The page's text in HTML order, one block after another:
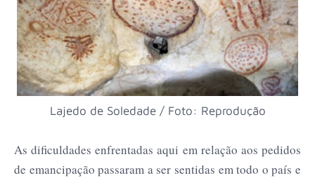
Lajedo de Soledade / Foto: Reprodução
As dificuldades enfrentadas aqui em relação aos pedidos
de emancipação passaram a ser sentidas em todo o país e